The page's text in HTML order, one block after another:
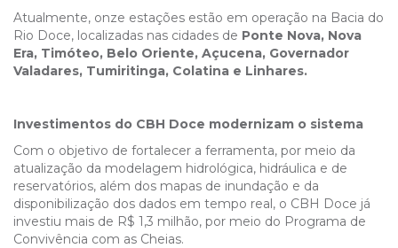
Atualmente, onze estações estão em operação na Bacia do
Rio Doce, localizadas nas cidades de Ponte Nova, Nova
Era, Timóteo, Belo Oriente, Açucena, Governador
Valadares, Tumiritinga, Colatina e Linhares.
Investimentos do CBH Doce modernizam o sistema
Com o objetivo de fortalecer a ferramenta, por meio da
atualização da modelagem hidrológica, hidráulica e de
reservatórios, além dos mapas de inundação e da
disponibilização dos dados em tempo real, o CBH Doce já
investiu mais de R$ 1,3 milhão, por meio do Programa de
Convivência com as Cheias.